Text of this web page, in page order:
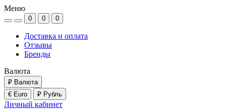
Меню
0 0 0
Доставка и оплата
Отзывы
Бренды
Валюта
₽ Валюта
€ Euro
₽ Рубль
Личный кабинет